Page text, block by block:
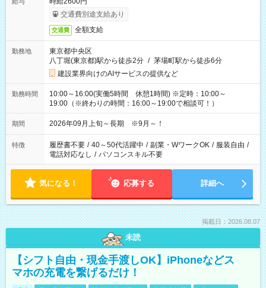
交通費別途支給あり
交通費 全額支給
勤務地
東京都中央区
八丁堀(東京都)駅から徒歩2分 / 茅場町駅から徒歩6分
建設業界向けのAIサービスの提供など
勤務時間
10:00～16:00(実働5時間 休憩1時間) ※定時：10:00～
19:00（※終わりの時間：16:00～19:00で相談可！）
期間 2026年09月上旬～長期 ※9月～！
特徴 履歴書不要 / 40～50代活躍中 / 副業・WワークOK / 服装自由 /
電話対応なし / パソコンスキル不要
気になる！ 応募する 詳細へ
掲載日：2026.08.07
未読
【シフト自由・現金手渡しOK】iPhoneなどス
マホの充電を繋げるだけ！